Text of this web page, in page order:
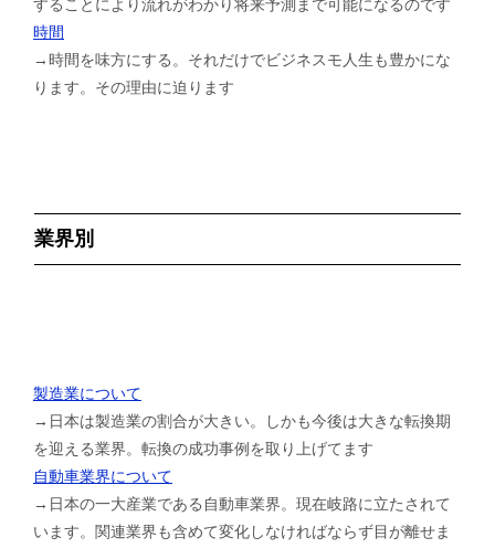
することにより流れがわかり将来予測まで可能になるのです
時間
→時間を味方にする。それだけでビジネスモ人生も豊かにな
ります。その理由に迫ります
業界別
製造業について
→日本は製造業の割合が大きい。しかも今後は大きな転換期
を迎える業界。転換の成功事例を取り上げてます
自動車業界について
→日本の一大産業である自動車業界。現在岐路に立たされて
います。関連業界も含めて変化しなければならず目が離せま